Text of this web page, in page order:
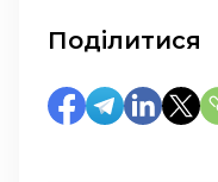
Поділитися